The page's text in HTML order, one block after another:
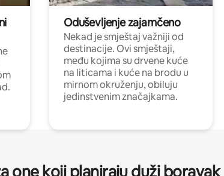
Oduševljenje zajamčeno
Nekad je smještaj važniji od
destinacije. Ovi smještaji,
među kojima su drvene kuće
na liticama i kuće na brodu u
mirnom okruženju, obiluju
jedinstvenim značajkama.
one koji planiraju duži boravak